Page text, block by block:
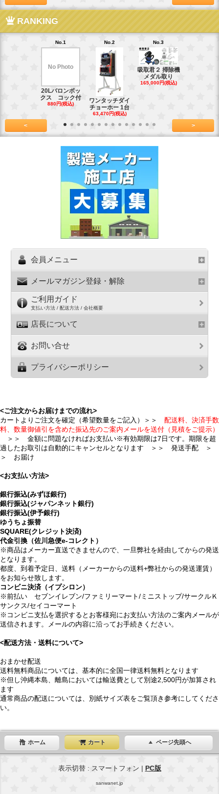
RANKING
No.1
No Photo
20Lバロンボッ
クス コック付
880円(税込)
No.2
ワンタッチダイ
チョーホー 1台
63,470円(税込)
No.3
吸取君２ 掃除機
メダル取り
165,000円(税込)
< >
会員メニュー
メールマガジン登録・解除
ご利用ガイド
支払い方法 / 配送方法 / 会社概要
店長について
お問い合せ
プライバシーポリシー
<ご注文からお届けまでの流れ>
カートよりご注文を確定（希望数量をご記入）＞＞ 配送料、決済手数
料、数量御値引を含めた振込先のご案内メールを送付（見積をご提示）
＞＞ 金額に問題なければお支払い※有効期限は7日です。期限を超
過したお取引は自動的にキャンセルとなります ＞＞ 発送手配 ＞
＞ お届け
<お支払い方法>
銀行振込(みずほ銀行)
銀行振込(ジャパンネット銀行)
銀行振込(伊予銀行)
ゆうちょ振替
SQUARE(クレジット決済)
代金引換（佐川急便e-コレクト）
※商品はメーカー直送できませんので、一旦弊社を経由してからの発送
となります。
都度、到着予定日、送料（メーカーからの送料+弊社からの発送運賃）
をお知らせ致します。
コンビニ決済（イプシロン）
※前払い セブンイレブン/ファミリーマート/ミニストップ/サークルＫ
サンクス/セイコーマート
※コンビニ支払を選択するとお客様宛にお支払い方法のご案内メールが
送信されます。メールの内容に沿ってお手続きください。
<配送方法・送料について>
おまかせ配送
送料無料商品については、基本的に全国一律送料無料となります
※但し沖縄本島、離島においては輸送費として別途2,500円が加算され
ます
通常商品の配送については、別紙サイズ表をご覧頂き参考にしてくださ
い。
ホーム カート ページ先頭へ
表示切替 : スマートフォン | PC版
sanwanet.jp